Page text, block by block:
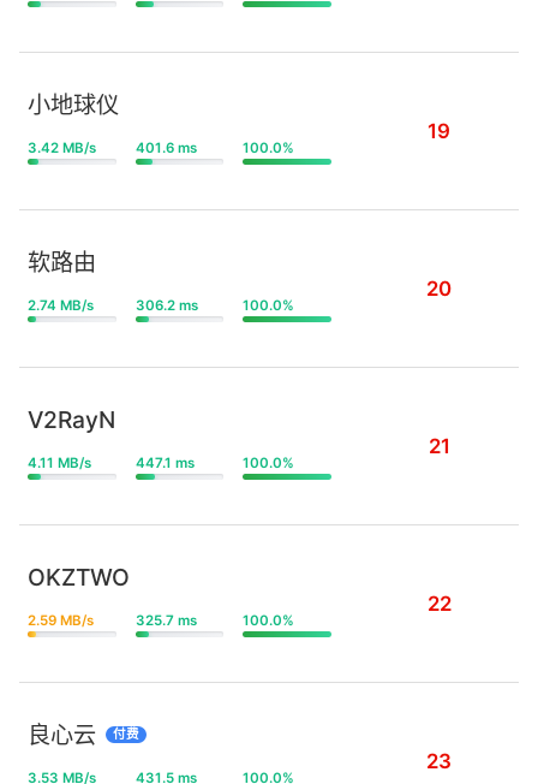
小地球仪
3.42 MB/s 401.6 ms 100.0%
19
软路由
2.74 MB/s 306.2 ms 100.0%
20
V2RayN
4.11 MB/s 447.1 ms 100.0%
21
OKZTWO
2.59 MB/s 325.7 ms 100.0%
22
良心云 付费
3.53 MB/s 431.5 ms 100.0%
23